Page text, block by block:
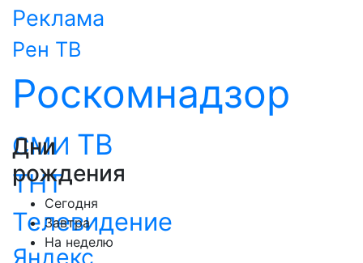
Реклама
Рен ТВ
Роскомнадзор
СМИ ТВ
ТНТ
Телевидение
Яндекс
Дни
рождения
Сегодня
Завтра
На неделю